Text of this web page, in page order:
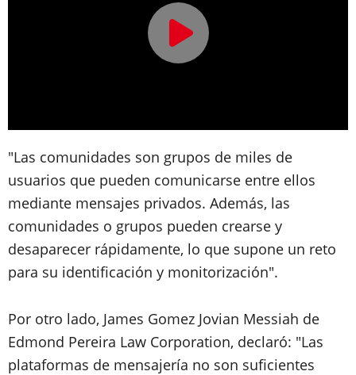
"Las comunidades son grupos de miles de
usuarios que pueden comunicarse entre ellos
mediante mensajes privados. Además, las
comunidades o grupos pueden crearse y
desaparecer rápidamente, lo que supone un reto
para su identificación y monitorización".
Por otro lado, James Gomez Jovian Messiah de
Edmond Pereira Law Corporation, declaró: "Las
plataformas de mensajería no son suficientes